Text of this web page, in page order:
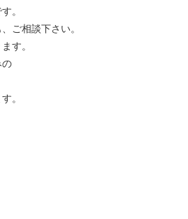
。
ご相談下さい。
す。
の
。